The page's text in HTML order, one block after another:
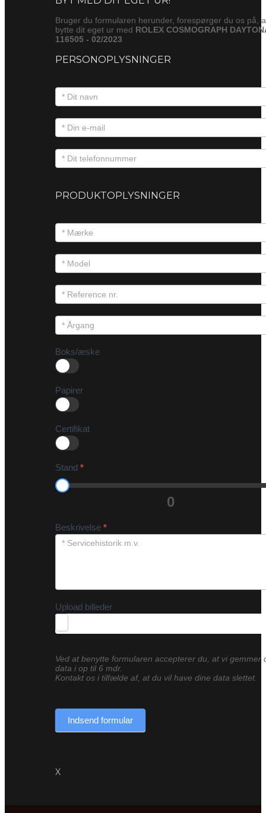
Bruger du formularen herunder, forespørger du os på,
bytte dit eget ur med ROLEX COSMOGRAPH
116505 - 02/2023
PERSONOPLYSNINGER
PRODUKTOPLYSNINGER
Boks/æske
Papirer
Certifikat
Stand *
0
Beskrivelse *
Upload billeder
Ved at benytte formularen accepterer du, at vi gemmer
data i op til 6 mdr.
Kontakt os i tilfælde af, at du vil have dine data slettet.
Indsend formular
X